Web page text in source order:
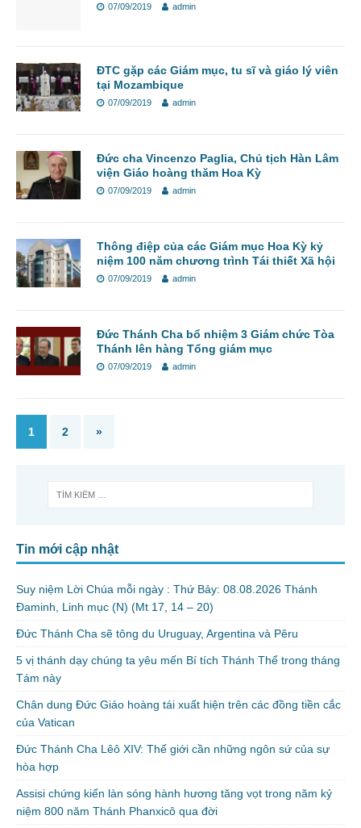
07/09/2019 admin
ĐTC gặp các Giám mục, tu sĩ và giáo lý viên
tại Mozambique
07/09/2019 admin
Đức cha Vincenzo Paglia, Chủ tịch Hàn Lâm
viện Giáo hoàng thăm Hoa Kỳ
07/09/2019 admin
Thông điệp của các Giám mục Hoa Kỳ kỷ
niệm 100 năm chương trình Tái thiết Xã hội
07/09/2019 admin
Đức Thánh Cha bổ nhiệm 3 Giám chức Tòa
Thánh lên hàng Tổng giám mục
07/09/2019 admin
1 2 »
Tin mới cập nhật
Suy niệm Lời Chúa mỗi ngày : Thứ Bảy: 08.08.2026 Thánh
Đaminh, Linh mục (N) (Mt 17, 14 – 20)
Đức Thánh Cha sẽ tông du Uruguay, Argentina và Pêru
5 vị thánh dạy chúng ta yêu mến Bí tích Thánh Thể trong tháng
Tám này
Chân dung Đức Giáo hoàng tái xuất hiện trên các đồng tiền cắc
của Vatican
Đức Thánh Cha Lêô XIV: Thế giới cần những ngôn sứ của sự
hòa hợp
Assisi chứng kiến làn sóng hành hương tăng vọt trong năm kỷ
niệm 800 năm Thánh Phanxicô qua đời